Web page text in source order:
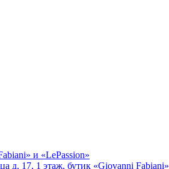
и «LePassion»
д. 17, 1 этаж, бутик «Giovanni Fabiani»